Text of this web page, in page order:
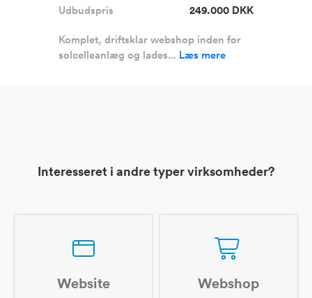
Udbudspris
249.000 DKK
Komplet, driftsklar webshop inden for
solcelleanlæg og lades... Læs mere
Interesseret i andre typer virksomheder?
Website Webshop